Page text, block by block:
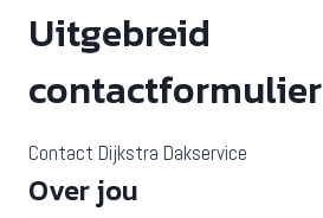
Uitgebreid
contactformulier
Contact Dijkstra Dakservice
Over jou